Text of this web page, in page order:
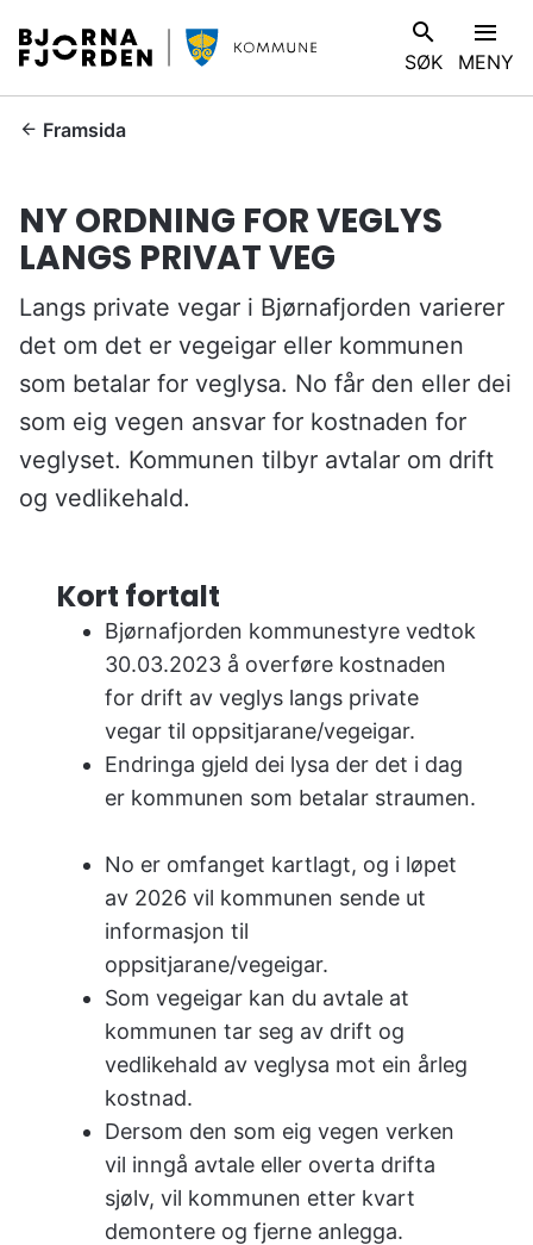
B
j
ø
r
f
j
o
r
e
n
k
o
m
SØK
V
I
MENY
D
h
r
:
Framsida
NY ORDNING FOR VEGLYS
LANGS PRIVAT VEG
Langs private vegar i Bjørnafjorden varierer
det om det er vegeigar eller kommunen
som betalar for veglysa. No får den eller dei
som eig vegen ansvar for kostnaden for
veglyset. Kommunen tilbyr avtalar om drift
og vedlikehald.
Kort fortalt
Bjørnafjorden kommunestyre vedtok
30.03.2023 å overføre kostnaden
for drift av veglys langs private
vegar til oppsitjarane/vegeigar.
Endringa gjeld dei lysa der det i dag
er kommunen som betalar straumen.
No er omfanget kartlagt, og i løpet
av 2026 vil kommunen sende ut
informasjon til
oppsitjarane/vegeigar.
Som vegeigar kan du avtale at
kommunen tar seg av drift og
vedlikehald av veglysa mot ein årleg
kostnad.
Dersom den som eig vegen verken
vil inngå avtale eller overta drifta
sjølv, vil kommunen etter kvart
demontere og fjerne anlegga.